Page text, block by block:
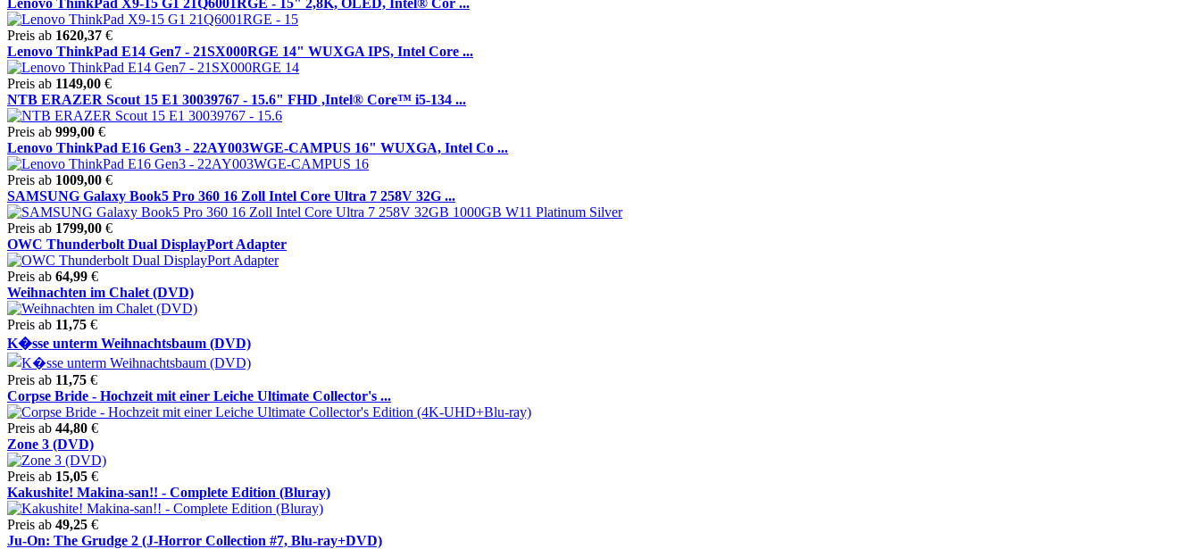
Preis ab 1620,37 €
Lenovo ThinkPad E14 Gen7 - 21SX000RGE 14" WUXGA IPS, Intel Core ...
Preis ab 1149,00 €
NTB ERAZER Scout 15 E1 30039767 - 15.6" FHD ,Intel® Core™ i5-134 ...
Preis ab 999,00 €
Lenovo ThinkPad E16 Gen3 - 22AY003WGE-CAMPUS 16" WUXGA, Intel Co ...
Preis ab 1009,00 €
SAMSUNG Galaxy Book5 Pro 360 16 Zoll Intel Core Ultra 7 258V 32G ...
Preis ab 1799,00 €
OWC Thunderbolt Dual DisplayPort Adapter
Preis ab 64,99 €
Weihnachten im Chalet (DVD)
Preis ab 11,75 €
K�sse unterm Weihnachtsbaum (DVD)
Preis ab 11,75 €
Corpse Bride - Hochzeit mit einer Leiche Ultimate Collector's ...
Preis ab 44,80 €
Zone 3 (DVD)
Preis ab 15,05 €
Kakushite! Makina-san!! - Complete Edition (Bluray)
Preis ab 49,25 €
Ju-On: The Grudge 2 (J-Horror Collection #7, Blu-ray+DVD)